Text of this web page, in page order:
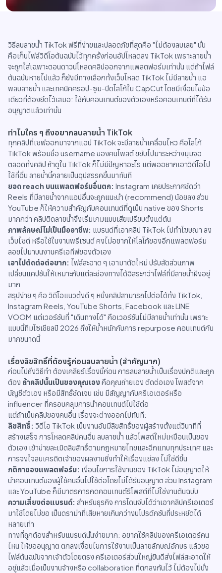
วิธีลบลายน้ำ TikTok ฟรีที่ง่ายและปลอดภัยที่สุดคือ "ไม่ต้องลบเลย" นั่น
คือเก็บไฟล์วิดีโอต้นฉบับไว้ทุกครั้งก่อนอัปโหลดลง TikTok เพราะลายน้ำ
จะถูกใส่เฉพาะตอนดาวน์โหลดคลิปออกจากแพลตฟอร์มเท่านั้น แต่ถ้าไฟล์
ต้นฉบับหายไปแล้ว ก็ยังมีทางเลือกทั้งเว็บโหลด TikTok ไม่มีลายน้ำ แอ
พลบลายน้ำ และเทคนิคครอป-ซูม-ปิดโลโก้ใน CapCut โดยมีเงื่อนไขข้อ
เดียวที่ต้องยึดไว้เสมอ: ใช้กับคอนเทนต์ของตัวเองหรือคอนเทนต์ที่ได้รับ
อนุญาตแล้วเท่านั้น
ทำไมใคร ๆ ถึงอยากลบลายน้ำ TikTok
ทุกคลิปที่เซฟออกมาจากแอป TikTok จะมีลายน้ำเคลื่อนไหว คือโลโก้
TikTok พร้อมชื่อ username ของคนโพสต์ ขยับไปมาระหว่างมุมจอ
ตลอดทั้งคลิป ถ้าดูใน TikTok ก็ไม่มีปัญหาอะไร แต่พออยากเอาวิดีโอไป
ใช้ที่อื่น ลายน้ำนี้กลายเป็นอุปสรรคขึ้นมาทันที
ยอด reach บนแพลตฟอร์มอื่นตก: Instagram เคยประกาศชัดว่า
Reels ที่มีลายน้ำจากแอปอื่นจะถูกแนะนำ (recommend) น้อยลง ส่วน
YouTube ก็ให้ความสำคัญกับคอนเทนต์ที่ดูเป็น native ของ Shorts
มากกว่า คลิปติดลายน้ำจึงเริ่มเกมแบบเสียเปรียบตั้งแต่ต้น
ภาพลักษณ์ไม่เป็นมืออาชีพ: แบรนด์ที่เอาคลิป TikTok ไปทำโฆษณา ลง
เว็บไซต์ หรือใช้ในงานพรีเซนต์ คงไม่อยากให้โลโก้ของอีกแพลตฟอร์ม
ลอยไปมาบนงานครีเอทีฟของตัวเอง
เอาไปตัดต่อต่อยาก: ไฟล์สะอาด ๆ เอามาตัดใหม่ ปรับสัดส่วนภาพ
เปลี่ยนแคปชันให้เหมาะกับแต่ละช่องทางได้อิสระกว่าไฟล์ที่มีลายน้ำฝังอยู่
มาก
สรุปง่าย ๆ คือ วิดีโอแนวตั้งดี ๆ หนึ่งคลิปสามารถไปต่อได้ทั้ง TikTok,
Instagram Reels, YouTube Shorts, Facebook และ LINE
VOOM แต่เวอร์ชันที่ "เดินทางได้" คือเวอร์ชันไม่มีลายน้ำเท่านั้น เพราะ
แบบนี้ทีมโซเชียลปี 2026 ถึงให้น้ำหนักกับการ repurpose คอนเทนต์กัน
มากขนาดนี้
เรื่องลิขสิทธิ์ที่ต้องรู้ก่อนลบลายน้ำ (สำคัญมาก)
ก่อนไปถึงวิธีทำ ต้องเคลียร์เรื่องนี้ก่อน การลบลายน้ำเป็นเรื่องปกติและถูก
ต้อง ถ้าคลิปนั้นเป็นของคุณเองคือคุณถ่ายเอง ตัดต่อเอง โพสต์จาก
บัญชีตัวเอง หรือมีสิทธิ์ชัดเจน เช่น มีสัญญากับครีเอเตอร์หรือ
influencer ที่ครอบคลุมการนำคอนเทนต์ไปใช้ต่อ
แต่ถ้าเป็นคลิปของคนอื่น เรื่องจะต่างออกไปทันที:
ลิขสิทธิ์: วิดีโอ TikTok เป็นงานอันมีลิขสิทธิ์ของผู้สร้างตั้งแต่วินาทีที่
สร้างเสร็จ การโหลดคลิปคนอื่น ลบลายน้ำ แล้วโพสต์ใหม่เหมือนเป็นของ
ตัวเอง เข้าข่ายละเมิดลิขสิทธิ์ตามกฎหมายไทยและอีกแทบทุกประเทศ และ
การจงใจลบเครดิตเจ้าของผลงานยิ่งทำให้เรื่องแย่ลง ไม่ใช่ดีขึ้น
กติกาของแพลตฟอร์ม: เงื่อนไขการใช้งานของ TikTok ไม่อนุญาตให้
นำคอนเทนต์ของผู้ใช้คนอื่นไปใช้ต่อโดยไม่ได้รับอนุญาต ส่วน Instagram
และ YouTube ก็มีมาตรการกดคอนเทนต์รีโพสต์ที่ไม่ใช่งานต้นฉบับ
ความเสี่ยงต่อแบรนด์: สำหรับธุรกิจ การโดนจับได้ว่าเอาคลิปครีเอเตอร์
มาใช้โดยไม่ขอ เป็นดราม่าที่เสียหายเกินกว่างบโปรดักชันที่ประหยัดได้
หลายเท่า
ทางที่ถูกต้องสำหรับแบรนด์นั้นง่ายมาก: อยากใช้คลิปของครีเอเตอร์คน
ไหน ให้ขออนุญาต ตกลงเงื่อนไขการใช้งานเป็นลายลักษณ์อักษร แล้วขอ
ไฟล์ต้นฉบับจากเจ้าตัวโดยตรง ครีเอเตอร์ส่วนใหญ่ยินดีส่งไฟล์สะอาดให้
อยู่แล้วเมื่อเป็นงานจ้างหรือ collaboration ที่ตกลงกันไว้ ไม่ต้องไปนั่ง